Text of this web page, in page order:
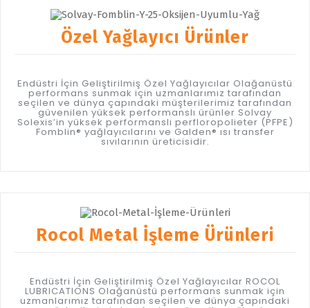
Özel Yağlayıcı Ürünler
Endüstri İçin Geliştirilmiş Özel Yağlayıcılar Olağanüstü
performans sunmak için uzmanlarımız tarafından
seçilen ve dünya çapındaki müşterilerimiz tarafından
güvenilen yüksek performanslı ürünler Solvay
Solexis’in yüksek performanslı perfloropolieter (PFPE)
Fomblin® yağlayıcılarını ve Galden® ısı transfer
sıvılarının üreticisidir.
Rocol Metal İşleme Ürünleri
Endüstri İçin Geliştirilmiş Özel Yağlayıcılar ROCOL
LUBRICATIONS Olağanüstü performans sunmak için
uzmanlarımız tarafından seçilen ve dünya çapındaki